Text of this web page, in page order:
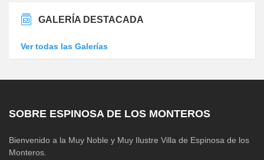
GALERÍA DESTACADA
Ver todas las Galerías
SOBRE ESPINOSA DE LOS MONTEROS
Bienvenido a la Muy Noble y Muy Ilustre Villa de Espinosa de los
Monteros.